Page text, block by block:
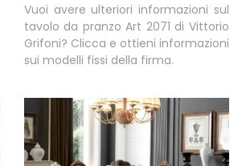
Vuoi avere ulteriori informazioni sul
tavolo da pranzo Art 2071 di Vittorio
Grifoni? Clicca e ottieni informazioni
sui modelli fissi della firma.